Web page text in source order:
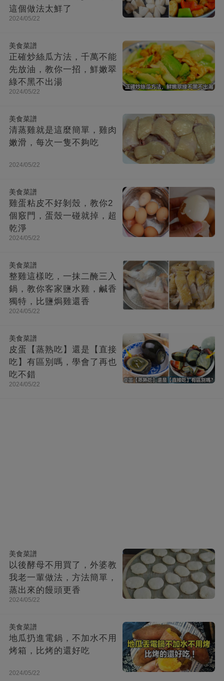
這個做法太鮮了
2024/05/22
美食菜譜
正確炒絲瓜方法，千萬不能
先放油，教你一招，鮮嫩翠
綠不黑不出湯
2024/05/22
美食菜譜
清蒸雞就是這麼簡單，雞肉
嫩滑，每次一隻不夠吃
2024/05/22
美食菜譜
雞蛋粘皮不好剝殼，教你2
個竅門，蛋殼一碰就掉，超
乾淨
2024/05/22
美食菜譜
整雞這樣吃，一抹二醃三入
鍋，教你客家鹽水雞，鹹香
獨特，比鹽焗雞還香
2024/05/22
美食菜譜
皮蛋【蒸熟吃】還是【直接
吃】有區別嗎，學會了再也
吃不錯
2024/05/22
美食菜譜
以後酵母不用買了，外婆教
我老一輩做法，方法簡單，
蒸出來的饅頭更香
2024/05/22
美食菜譜
地瓜扔進電鍋，不加水不用
烤箱，比烤的還好吃
2024/05/22